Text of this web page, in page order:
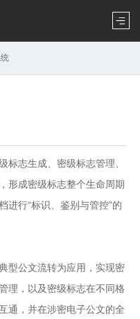
标志生成、密级标志管理、
形成密级标志整个生命周期
进行“标识、鉴别与管控”的
型公文流转为应用，实现密
理，以及密级标志在不同格
通，并在涉密电子公文的全